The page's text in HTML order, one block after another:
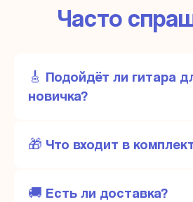
Часто
🎸 Подойдёт ли гитара
новичка?
🎁 Что входит в
🚚 Есть ли доставка?